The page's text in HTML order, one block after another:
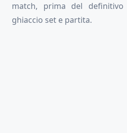
match, prima del
ghiaccio set e partita.